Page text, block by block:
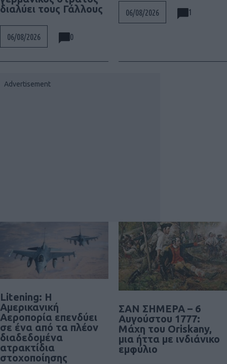
διαλύει τους Γάλλους
06/08/2026 0
06/08/2026 1
Litening: Η
Αμερικανική
Αεροπορία επενδύει
σε ένα από τα πλέον
διαδεδομένα
ατρακτίδια
στοχοποίησης
ΣΑΝ ΣΗΜΕΡΑ – 6
Αυγούστου 1777:
Μάχη του Oriskany,
μια ήττα με ινδιάνικο
εμφύλιο